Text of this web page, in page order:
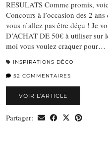
RESULATS Comme promis,
Concours à l’occasion des 2
vous n’allez pas être déçu ! Je
D’ACHAT DE 50€ à utiliser sur
moi vous voulez craquer pour…
INSPIRATIONS DÉCO
52 COMMENTAIRES
VOIR L’ARTICLE
Partager: